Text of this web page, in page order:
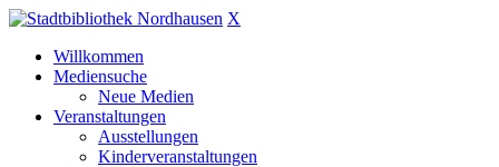
X
Willkommen
Mediensuche
Neue Medien
Veranstaltungen
Ausstellungen
Kinderveranstaltungen